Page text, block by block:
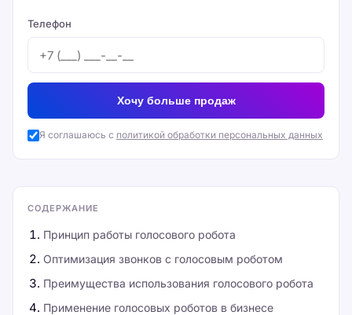
Телефон
Хочу больше продаж
Я соглашаюсь с политикой обработки персональных данных
СОДЕРЖАНИЕ
Принцип работы голосового робота
Оптимизация звонков с голосовым роботом
Преимущества использования голосового робота
Применение голосовых роботов в бизнесе